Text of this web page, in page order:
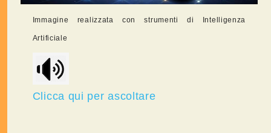
Immagine realizzata con strumenti di Intelligenza
Artificiale
Clicca qui per ascoltare